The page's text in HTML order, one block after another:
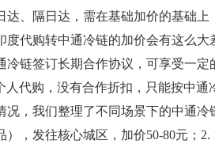
、隔日达，需在基础加价的基础上
度代购转中通冷链的加价会有这么
冷链签订长期合作协议，可享受一
人代购，没有合作折扣，只能按中通
况，我们整理了不同场景下的中通
，发往核心城区，加价50-80元；